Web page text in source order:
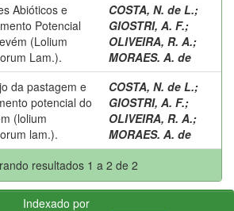
Abióticos e
Potencial
(Lolium
Lam.).
COSTA, N. de L.;
GIOSTRI, A. F.;
OLIVEIRA, R. A.;
MORAES. A. de
da pastagem e
potencial do
(lolium
lam.).
COSTA, N. de L.;
GIOSTRI, A. F.;
OLIVEIRA, R. A.;
MORAES. A. de
resultados 1 a 2 de 2
Indexado por